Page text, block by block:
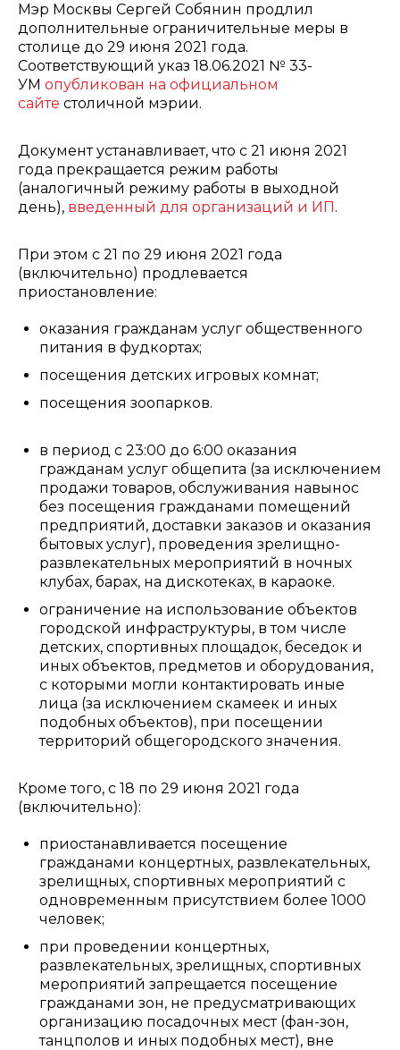
Мэр Москвы Сергей Собянин продлил
дополнительные ограничительные меры в
столице до 29 июня 2021 года.
Соответствующий указ 18.06.2021 № 33-
УМ опубликован на официальном
сайте столичной мэрии.
Документ устанавливает, что с 21 июня 2021
года прекращается режим работы
(аналогичный режиму работы в выходной
день), введенный для организаций и ИП.
При этом с 21 по 29 июня 2021 года
(включительно) продлевается
приостановление:
оказания гражданам услуг общественного
питания в фудкортах;
посещения детских игровых комнат;
посещения зоопарков.
в период с 23:00 до 6:00 оказания
гражданам услуг общепита (за исключением
продажи товаров, обслуживания навынос
без посещения гражданами помещений
предприятий, доставки заказов и оказания
бытовых услуг), проведения зрелищно-
развлекательных мероприятий в ночных
клубах, барах, на дискотеках, в караоке.
ограничение на использование объектов
городской инфраструктуры, в том числе
детских, спортивных площадок, беседок и
иных объектов, предметов и оборудования,
с которыми могли контактировать иные
лица (за исключением скамеек и иных
подобных объектов), при посещении
территорий общегородского значения.
Кроме того, с 18 по 29 июня 2021 года
(включительно):
приостанавливается посещение
гражданами концертных, развлекательных,
зрелищных, спортивных мероприятий с
одновременным присутствием более 1000
человек;
при проведении концертных,
развлекательных, зрелищных, спортивных
мероприятий запрещается посещение
гражданами зон, не предусматривающих
организацию посадочных мест (фан-зон,
танцполов и иных подобных мест), вне